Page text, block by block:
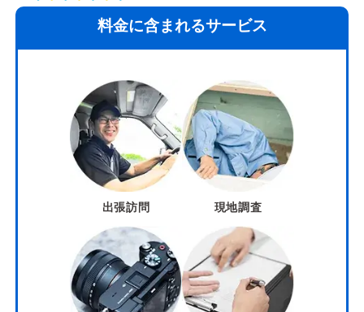
料金に含まれるサービス
出張訪問 現地調査